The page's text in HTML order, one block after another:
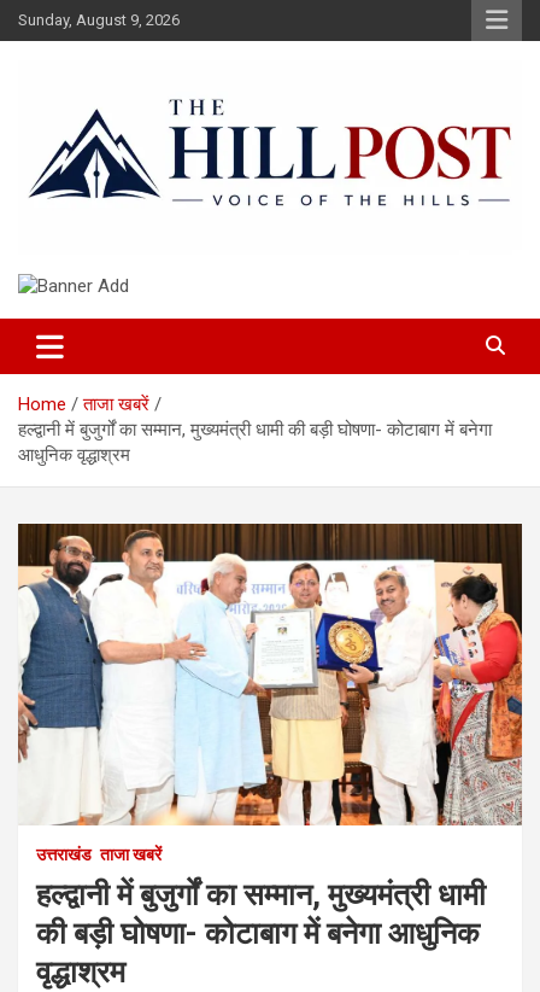
Skip
to
Sunday, August 9, 2026
The Hillpost
Home
ताजा खबरें
हल्द्वानी में बुजुर्गों का सम्मान, मुख्यमंत्री धामी की बड़ी घोषणा- कोटाबाग में बनेगा
आधुनिक वृद्धाश्रम
उत्तराखंड ताजा खबरें
हल्द्वानी में बुजुर्गों का सम्मान, मुख्यमंत्री धामी
की बड़ी घोषणा- कोटाबाग में बनेगा आधुनिक
वृद्धाश्रम